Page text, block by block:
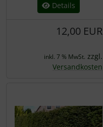
Details
12,00 EUR
inkl. 7 % MwSt. zzgl.
Versandkosten